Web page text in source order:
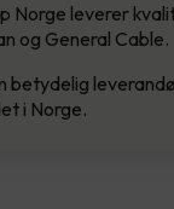
Norge leverer
og General Cable.
betydelig
i Norge.